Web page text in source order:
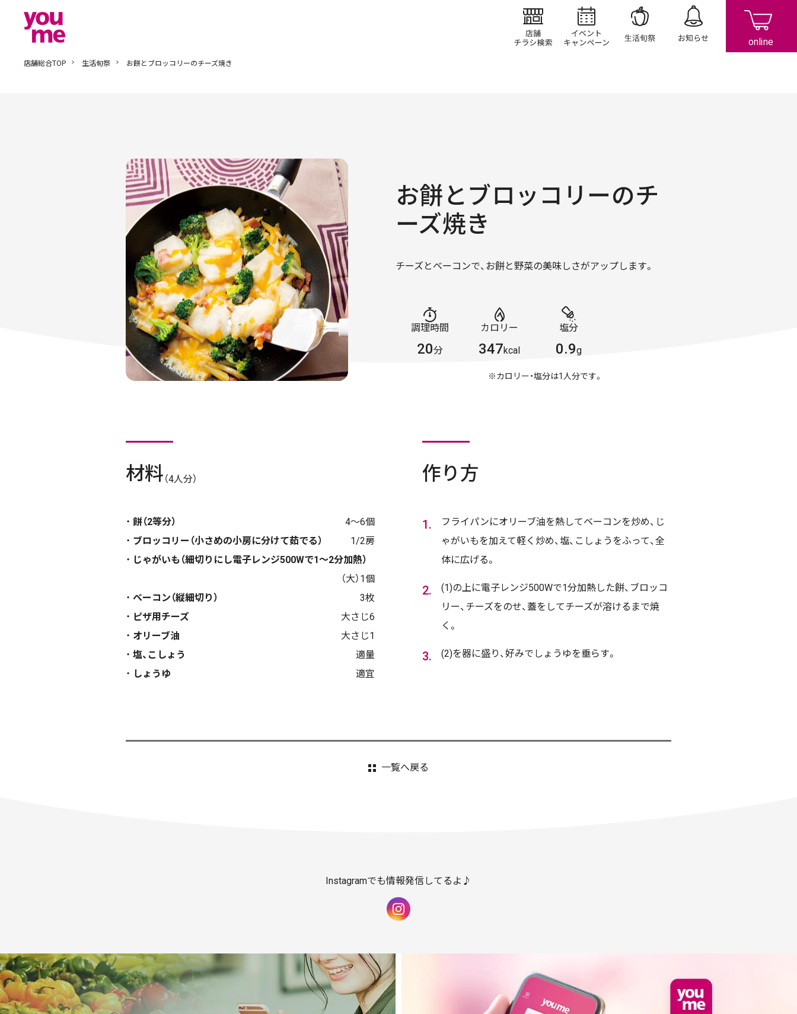
店舗/チラシ検索イベント/キャンペーン
生活旬祭 お知らせ
店舗総合TOP 生活旬祭 お餅とブロッコリーのチーズ焼き
お餅とブロッコリーのチ
ーズ焼き
チーズとベーコンで、お餅と野菜の美味しさがアップします。
調理時間
20分
カロリー
347kcal
塩分
0.9g
※カロリー・塩分は1人分です。
材料 （4人分）
餅（2等分）
4～6個
ブロッコリー（小さめの小房に分けて茹でる）
1/2房
じゃがいも（細切りにし電子レンジ500Wで1～2分加熱）
（大）1個
ベーコン（縦細切り）
3枚
ピザ用チーズ
大さじ6
オリーブ油
大さじ1
塩、こしょう
適量
しょうゆ
適宜
作り方
フライパンにオリーブ油を熱してベーコンを炒め、じ
ゃがいもを加えて軽く炒め、塩、こしょうをふって、全
体に広げる。
(1)の上に電子レンジ500Wで1分加熱した餅、ブロッコ
リー、チーズをのせ、蓋をしてチーズが溶けるまで焼
く。
(2)を器に盛り、好みでしょうゆを垂らす。
一覧へ戻る
Instagramでも情報発信してるよ♪